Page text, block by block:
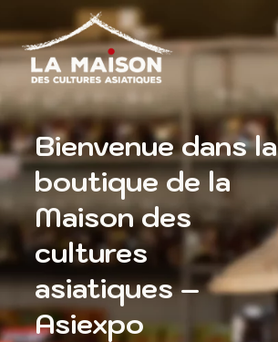
Bienvenue dans la
boutique de la
Maison des
cultures
asiatiques –
Asiexpo